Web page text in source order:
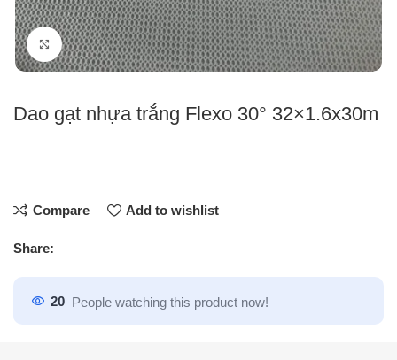
Click to enlarge
Dao gạt nhựa trắng Flexo 30° 32×1.6x30m
Compare Add to wishlist
Share:
20 People watching this product now!